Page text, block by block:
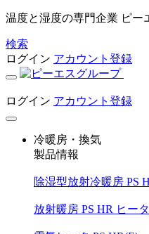
温度と湿度の専門企業 ピー
検索
ログイン アカウント登録
ログイン アカウント登録
冷暖房・換気
製品情報
除湿型放射冷暖房 PS
放射暖房 PS HR ヒータ